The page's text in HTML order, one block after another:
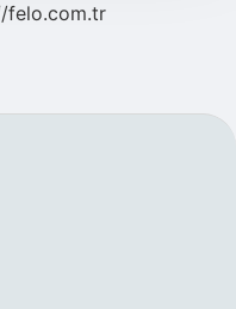
felo.com.tr